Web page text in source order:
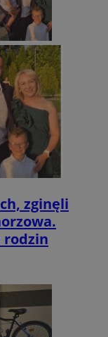
zginęli
rodzin